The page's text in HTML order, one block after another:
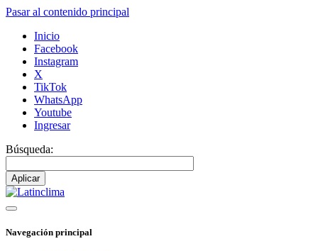
Pasar al contenido principal
Inicio
Facebook
Instagram
X
TikTok
WhatsApp
Youtube
Ingresar
Búsqueda:
Navegación principal